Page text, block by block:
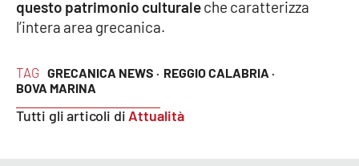
Cosenza
Lamezia Terme
TAG GRECANICA NEWS · REGGIO CALABRIA ·
BOVA MARINA
Tutti gli articoli di Attualità
questo patrimonio culturaleche caratterizza
l’intera area grecanica.